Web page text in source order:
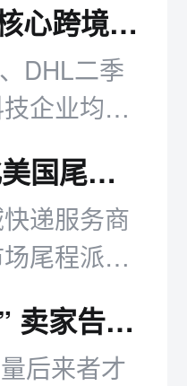
跨境日报：菜鸟启动全球三日达 15条核心跨境线路实现72小时门到门
DHL二季
企业均有
泛鼎国际与OnTrac达成战略合作 深化美国尾程派送能力
递服务商
尾程派送
拉美电商进入新赛点：平台“七雄争霸” 卖家告别“快钱”时代
后来者才